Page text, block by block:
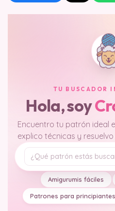
TU BUSCADOR
Hola, soy
Encuentro tu patrón ideal
explico técnicas y
Tu pregunta
Amigurumis fáciles
Patrones para principiantes